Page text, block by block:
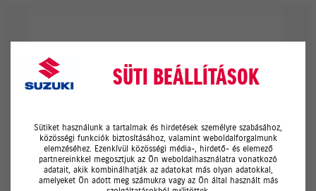
SÜTI BEÁLLÍTÁSOK
Sütiket használunk a tartalmak és hirdetések személyre szabásához,
közösségi funkciók biztosításához, valamint weboldalforgalmunk
elemzéséhez. Ezenkívül közösségi média-, hirdető- és elemező
partnereinkkel megosztjuk az Ön weboldalhasználatra vonatkozó
adatait, akik kombinálhatják az adatokat más olyan adatokkal,
amelyeket Ön adott meg számukra vagy az Ön által használt más